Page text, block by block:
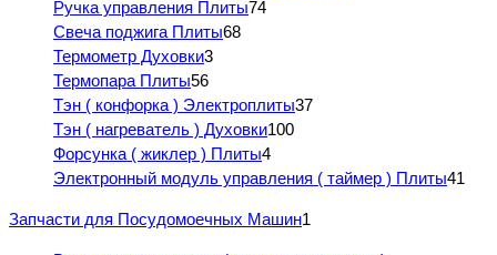
Ручка управления Плиты74
Свеча поджига Плиты68
Термометр Духовки3
Термопара Плиты56
Тэн ( конфорка ) Электроплиты37
Тэн ( нагреватель ) Духовки100
Форсунка ( жиклер ) Плиты4
Электронный модуль управления ( таймер ) Плиты41
Запчасти для Посудомоечных Машин1